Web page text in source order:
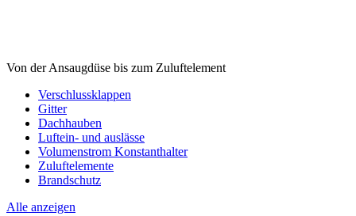
Von der Ansaugdüse bis zum Zuluftelement
Verschlussklappen
Gitter
Dachhauben
Luftein- und auslässe
Volumenstrom Konstanthalter
Zuluftelemente
Brandschutz
Alle anzeigen